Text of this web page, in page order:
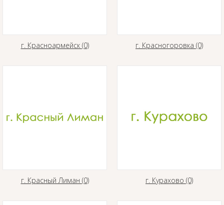
г. Красноармейск (0) г. Красногоровка (0)
г. Красный Лиман (0) г. Курахово (0)